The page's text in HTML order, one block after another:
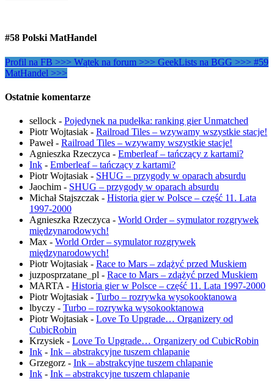
#58 Polski MatHandel
Profil na FB >>> Wątek na forum >>> GeekLists na BGG >>> #59
MatHandel >>>
Ostatnie komentarze
sellock - Pojedynek na pudełka: ranking gier Unmatched
Piotr Wojtasiak - Railroad Tiles – wzywamy wszystkie stacje!
Paweł- Railroad Tiles – wzywamy wszystkie stacje!
Agnieszka Rzeczyca - Emberleaf – tańczący z kartami?
Ink - Emberleaf – tańczący z kartami?
Piotr Wojtasiak - SHUG – przygody w oparach absurdu
Jaochim - SHUG – przygody w oparach absurdu
Michał Stajszczak - Historia gier w Polsce – część 11. Lata
1997-2000
Agnieszka Rzeczyca - World Order – symulator rozgrywek
międzynarodowych!
Max - World Order – symulator rozgrywek
międzynarodowych!
Piotr Wojtasiak - Race to Mars – zdążyć przed Muskiem
juzposprzatane_pl - Race to Mars – zdążyć przed Muskiem
MARTA - Historia gier w Polsce – część 11. Lata 1997-2000
Piotr Wojtasiak - Turbo – rozrywka wysokooktanowa
lbyczy - Turbo – rozrywka wysokooktanowa
Piotr Wojtasiak - Love To Upgrade… Organizery od
CubicRobin
Krzysiek - Love To Upgrade… Organizery od CubicRobin
Ink - Ink – abstrakcyjne tuszem chlapanie
Grzegorz - Ink – abstrakcyjne tuszem chlapanie
Ink - Ink – abstrakcyjne tuszem chlapanie